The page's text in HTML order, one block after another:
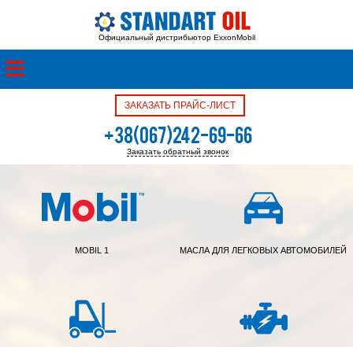
Официальный дистрибьютор ExxonMobil
ЗАКАЗАТЬ ПРАЙС-ЛИСТ
+38(067)242-69-66
+38(050)342-39-05
Заказать обратный звонок
MOBIL 1 МАСЛА ДЛЯ ЛЕГКОВЫХ АВТОМОБИЛЕЙ